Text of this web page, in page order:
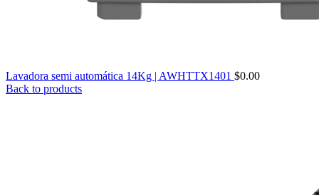
Lavadora semi automática 14Kg | AWHTTX1401 $0.00
Back to products